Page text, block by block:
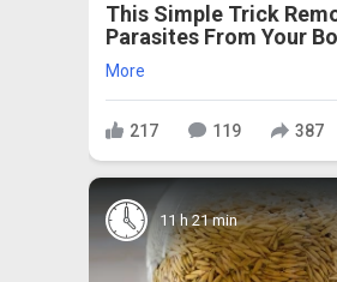
This Simple Trick
Parasites From Your
More
217 119 387
11 h 21 min